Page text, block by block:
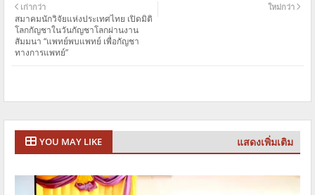
ใหม่กว่า
เก่ากว่า
สมาคมนักวิจัยแห่งประเทศไทย เปิดมิติ
โลกกัญชาในวันกัญชาโลกผ่านงาน
สัมมนา “แพทย์พบแพทย์ เพื่อกัญชา
ทางการแพทย์” ​
YOU MAY LIKE แสดงเพิ่มเติม